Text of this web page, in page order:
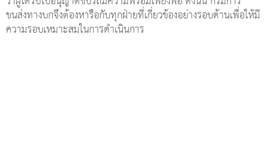
ขนส่งทางบกจึงต้องหารือกับทุกฝ่ายที่เกี่ยวข้องอย่างรอบด้านเพื่อให้มี
ความรอบเหมาะสมในการดำเนินการ